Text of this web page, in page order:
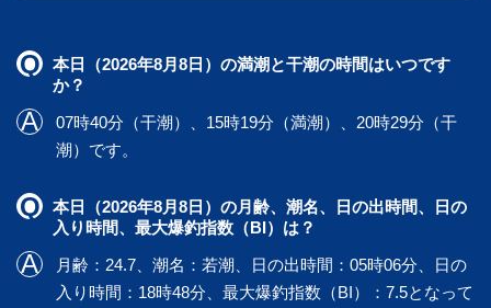
本日（2026年8月8日）の満潮と干潮の時間はいつです
か？
07時40分（干潮）、15時19分（満潮）、20時29分（干
潮）です。
本日（2026年8月8日）の月齢、潮名、日の出時間、日の
入り時間、最大爆釣指数（BI）は？
月齢：24.7、潮名：若潮、日の出時間：05時06分、日の
入り時間：18時48分、最大爆釣指数（BI）：7.5となって